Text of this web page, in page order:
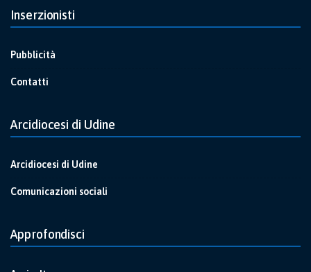
Inserzionisti
Pubblicità
Contatti
Arcidiocesi di Udine
Arcidiocesi di Udine
Comunicazioni sociali
Approfondisci